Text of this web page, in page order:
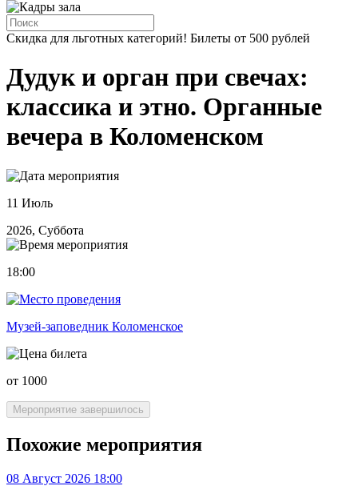
Скидка для льготных категорий! Билеты от 500 рублей
Дудук и орган при свечах:
классика и этно. Органные
вечера в Коломенском
11 Июль
2026, Суббота
18:00
Музей-заповедник Коломенское
от 1000
Мероприятие завершилось
Похожие мероприятия
08 Август 2026 18:00